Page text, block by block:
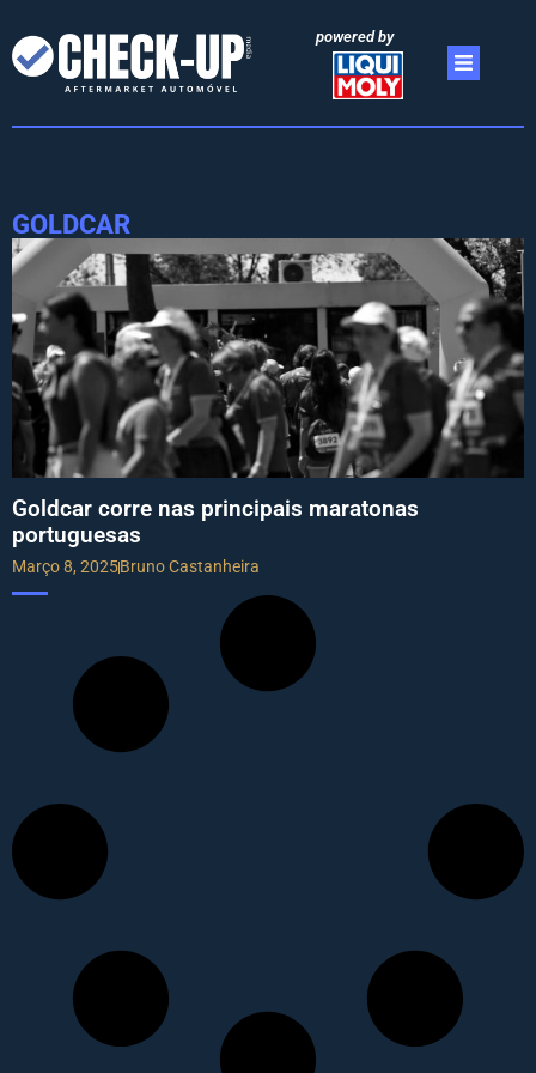
powered by
GOLDCAR
Goldcar corre nas principais maratonas
portuguesas
Março 8, 2025Bruno Castanheira